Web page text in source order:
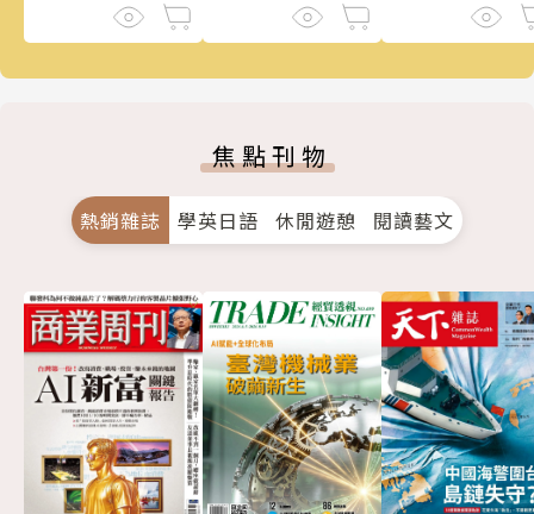
焦點刊物
熱銷雜誌 學英日語 休閒遊憩 閱讀藝文